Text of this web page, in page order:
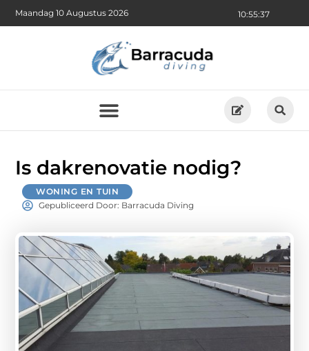
10:55:39
Maandag 10 Augustus 2026
Is dakrenovatie nodig?
WONING EN TUIN
Gepubliceerd Door: Barracuda Diving